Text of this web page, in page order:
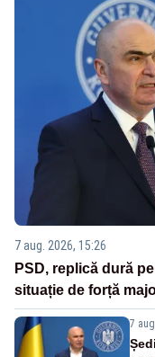
7 aug. 2026, 15:26
PSD, replică dură
situație de forță
7